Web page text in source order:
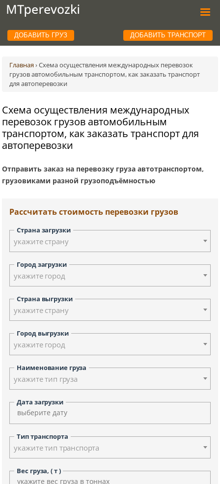
ДОБАВИТЬ ГРУЗ ДОБАВИТЬ ТРАНСПОРТ
Главная ›Схема осуществления международных перевозок
грузов автомобильным транспортом, как заказать транспорт
для автоперевозки
Схема осуществления международных
перевозок грузов автомобильным
транспортом, как заказать транспорт для
автоперевозки
Отправить заказ на перевозку груза автотранспортом,
грузовиками разной грузоподъёмностью
Рассчитать стоимость перевозки грузов
Страна загрузки
укажите страну
Город загрузки
укажите город
Страна выгрузки
укажите страну
Город выгрузки
укажите город
Наименование груза
укажите тип груза
Дата загрузки
Тип транспорта
укажите тип транспорта
Вес груза, ( т )